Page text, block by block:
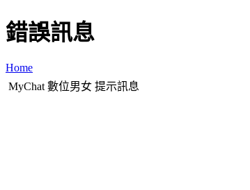
錯誤訊息
Home
MyChat 數位男女 提示訊息